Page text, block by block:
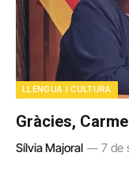
LLENGUA I CULTURA
Gràcies,
Sílvia Majoral 7 de